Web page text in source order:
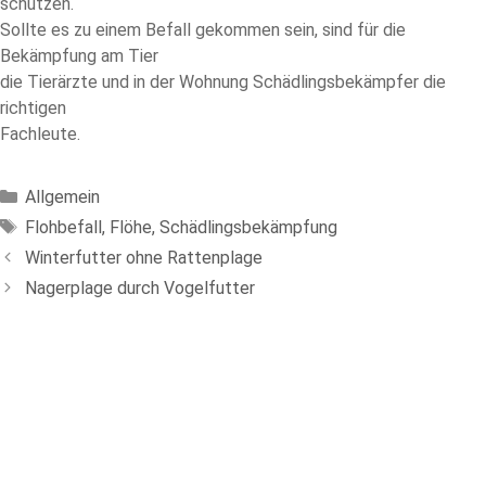
Sollte es zu einem Befall gekommen sein, sind für die
Bekämpfung am Tier
die Tierärzte und in der Wohnung Schädlingsbekämpfer die
richtigen
Fachleute.
Kategorien
Allgemein
Schlagwörter
Flohbefall, Flöhe, Schädlingsbekämpfung
Winterfutter ohne Rattenplage
Nagerplage durch Vogelfutter